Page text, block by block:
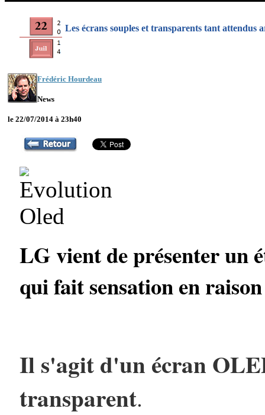
Les écrans souples et transparents tant attendus
Frédéric Hourdeau
News
le 22/07/2014 à 23h40
LG vient de présenter un
qui fait sensation en
Il s'agit d'un écran
transparent.